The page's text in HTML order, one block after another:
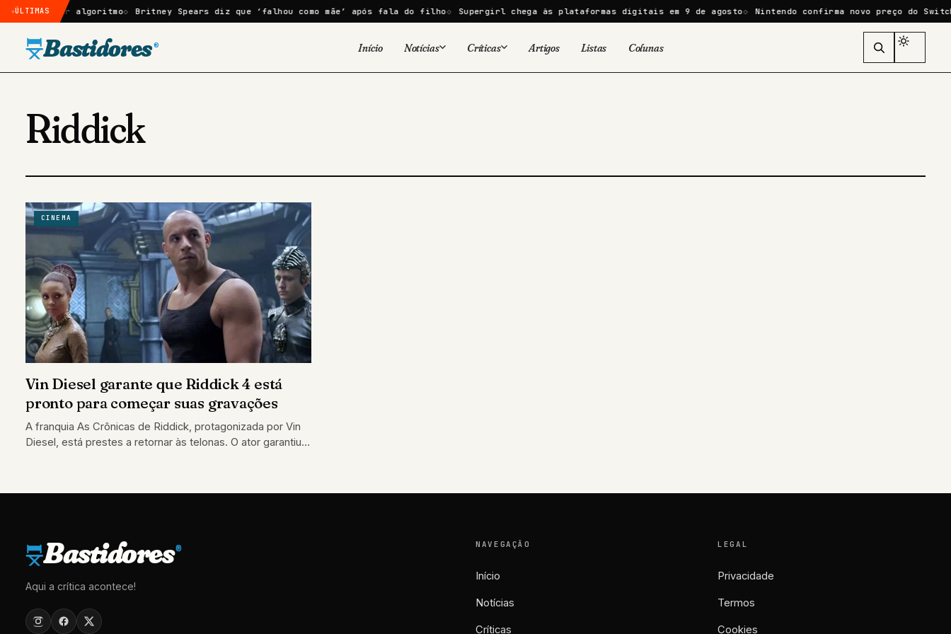
ÚLTIMAS
mudar algoritmo Britney Spears diz que ‘falhou como mãe’ após fala do filho Supergirl chega às plataformas digitais em 9 de agosto Nintendo confirma novo preço do
Bastidores ® Início Notícias
Quadrinhos
Críticas
Livros
Artigos Listas Colunas
Riddick
CINEMA
Vin Diesel garante que Riddick 4 está
pronto para começar suas gravações
A franquia As Crônicas de Riddick, protagonizada por Vin
Diesel, está prestes a retornar às telonas. O ator garantiu
Bastidores®
Aqui a crítica acontece!
NAVEGAÇÃO
Início
Notícias
Críticas
LEGAL
Privacidade
Termos
Cookies